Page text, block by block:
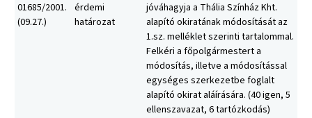
01685/2001.
(09.27.)
érdemi
határozat
jóváhagyja a Thália Színház Kht.
alapító okiratának módosítását az
1.sz. melléklet szerinti tartalommal.
Felkéri a főpolgármestert a
módosítás, illetve a módosítással
egységes szerkezetbe foglalt
alapító okirat aláírására. (40 igen, 5
ellenszavazat, 6 tartózkodás)